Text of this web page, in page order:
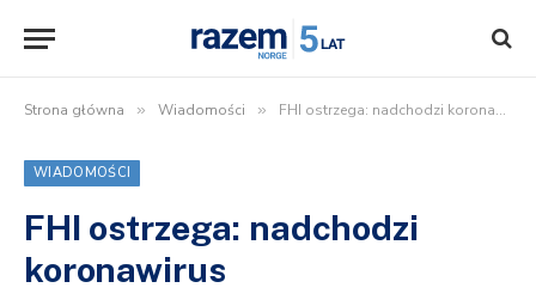
Strona główna » Wiadomości » FHI ostrzega: nadchodzi koronawirus
WIADOMOŚCI
FHI ostrzega: nadchodzi
koronawirus